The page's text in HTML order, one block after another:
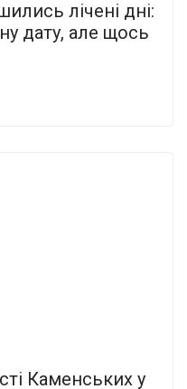
лічені дні:
дату, але щось
Каменських у